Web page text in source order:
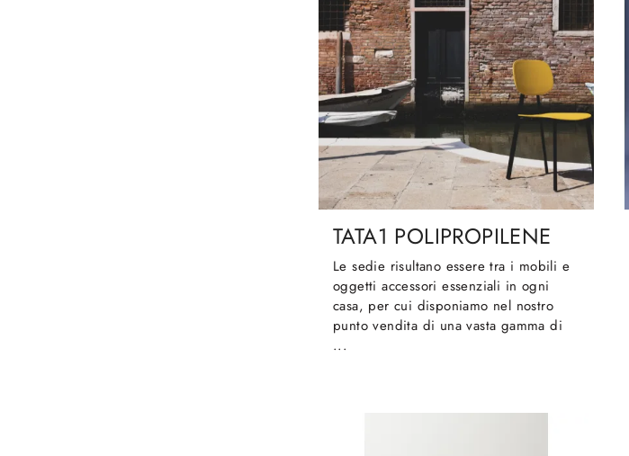
TATA1 POLIPROPILENE
Le sedie risultano essere tra i mobili e
oggetti accessori essenziali in ogni
casa, per cui disponiamo nel nostro
punto vendita di una vasta gamma di
...